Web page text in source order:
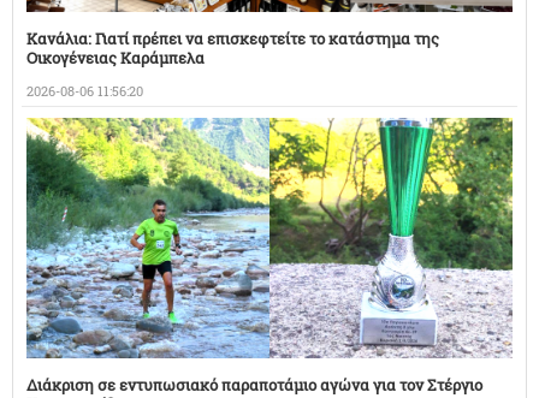
Κανάλια: Γιατί πρέπει να επισκεφτείτε το κατάστημα της
Οικογένειας Καράμπελα
2026-08-06 11:56:20
Διάκριση σε εντυπωσιακό παραποτάμιο αγώνα για τον Στέργιο